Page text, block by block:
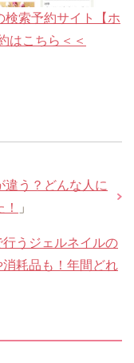
検索予約サイト【ホ
はこちら＜＜
違う？どんな人に
」
うジェルネイルの
耗品も！年間どれ